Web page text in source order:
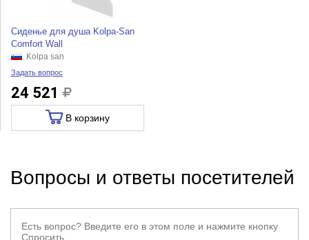
Cиденье для душа Kolpa-San
Comfort Wall
Kolpa san
Задать вопрос
24 521
В корзину
Вопросы и ответы посетителей